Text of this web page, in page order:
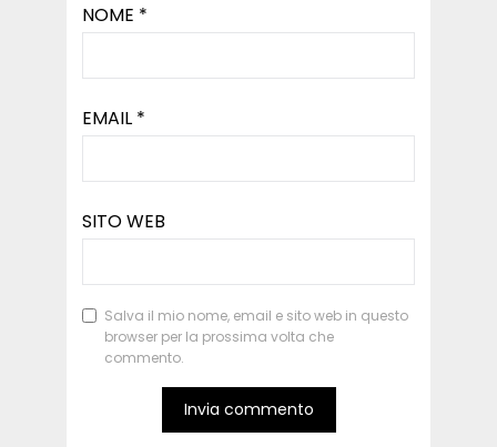
NOME *
EMAIL *
SITO WEB
Salva il mio nome, email e sito web in questo
browser per la prossima volta che
commento.